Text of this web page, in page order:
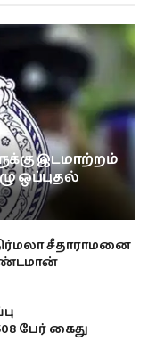
இடமாற்றம்
ஒப்புதல்
சீதாராமனை
பேர் கைது